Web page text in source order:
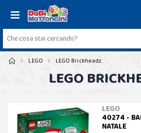
LEGO LEGO Brickheadz
LEGO
LEGO
40274 -
NATALE